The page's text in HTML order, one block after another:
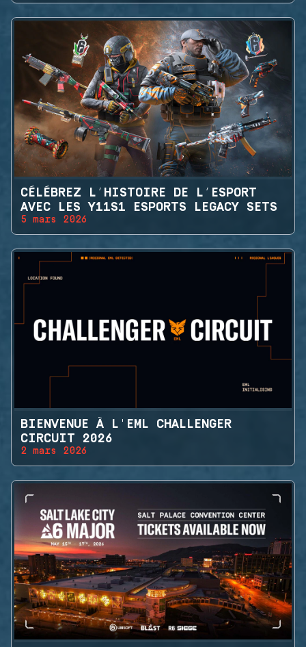
CÉLÉBREZ L’HISTOIRE DE L’ESPORT
AVEC LES Y11S1 ESPORTS LEGACY SETS
5 mars 2026
BIENVENUE À L'EML CHALLENGER
CIRCUIT 2026
2 mars 2026